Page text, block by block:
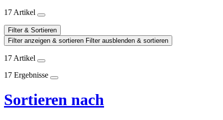
17 Artikel
Filter & Sortieren
Filter anzeigen & sortieren Filter ausblenden & sortieren
17 Artikel
17 Ergebnisse
Sortieren nach